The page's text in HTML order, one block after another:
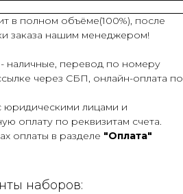
в полном объёме(100%), после
заказа нашим менеджером!
наличные, перевод по номеру
через СБП, онлайн-оплата по
лицами и
оплату по реквизитам счета.
оплаты в разделе "Оплата"
наборов: